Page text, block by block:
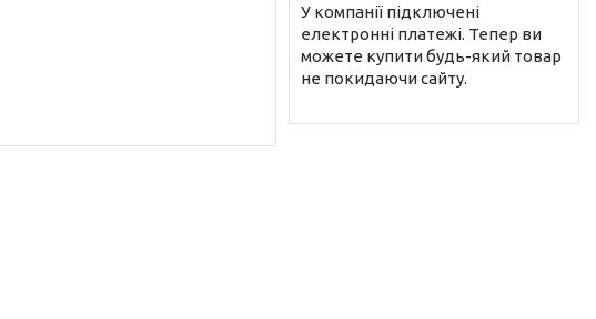
У компанії підключені
електронні платежі. Тепер ви
можете купити будь-який товар
не покидаючи сайту.